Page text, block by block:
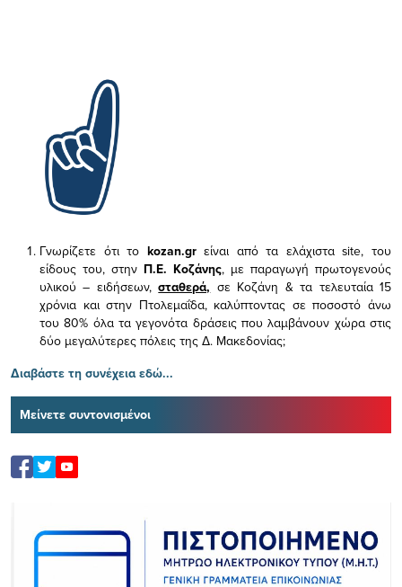
Γνωρίζετε ότι το kozan.gr είναι από τα ελάχισταsite, του
είδους του, στην Π.Ε. Κοζάνης, με παραγωγή πρωτογενούς
υλικού – ειδήσεων,σταθερά, σε Κοζάνη & τα τελευταία 15
χρόνια και στην Πτολεμαΐδα, καλύπτοντας σε ποσοστό άνω
του 80% όλα τα γεγονότα δράσεις που λαμβάνουν χώρα στις
δύο μεγαλύτερες πόλεις της Δ. Μακεδονίας;
Διαβάστε τη συνέχεια εδώ...
Μείνετε συντονισμένοι